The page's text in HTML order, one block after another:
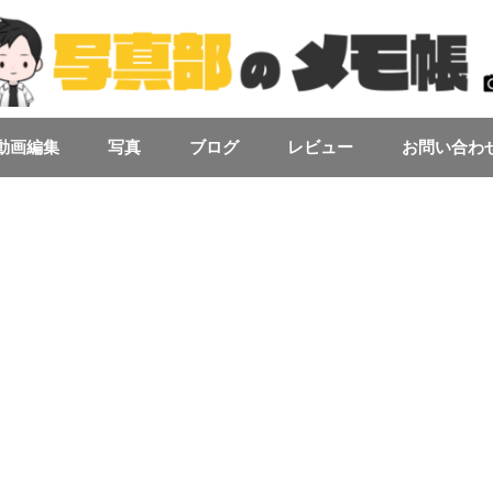
画編集 写真 ブログ レビュー お問い合わ